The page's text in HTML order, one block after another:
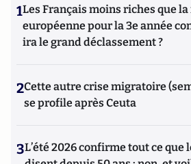
1Les Français moins riches que
européenne pour la 3e année
ira le grand déclassement ?
2Cette autre crise migratoire
se profile après Ceuta
3L’été 2026 confirme tout ce que